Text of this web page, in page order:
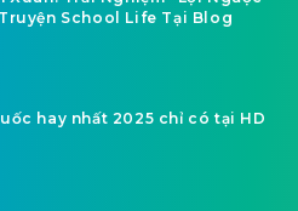
School Life Tại Blog
hay nhất 2025 chỉ có tại HD